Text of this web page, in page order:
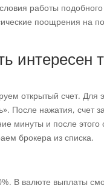
работы
поощрения на
интересен
открытый счет. Для
После нажатия, счет
минуты и после этого
брокера из списка.
В валюте выплаты